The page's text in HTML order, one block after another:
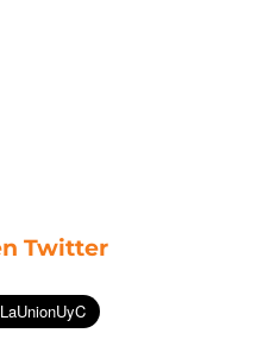
Twitter